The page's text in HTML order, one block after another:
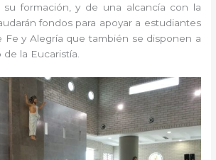
formación, y de una alcancía con la
fondos para apoyar a estudiantes
Fe y Alegría que también se disponen a
la Eucaristía.